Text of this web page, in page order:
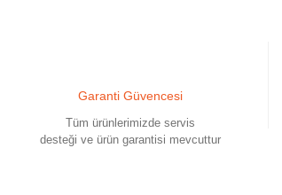
Garanti Güvencesi
Tüm ürünlerimizde servis
desteği ve ürün garantisi mevcuttur